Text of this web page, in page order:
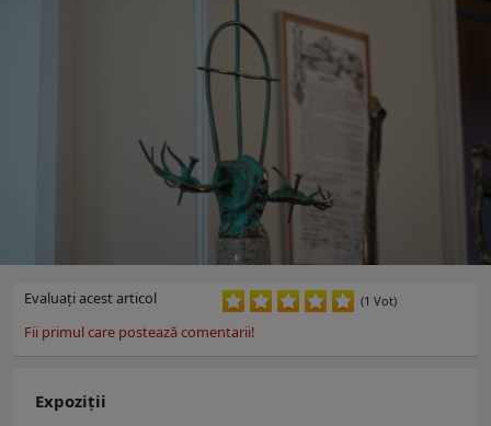
Evaluaţi acest articol (1 Vot)
Fii primul care postează comentarii!
Expoziţii